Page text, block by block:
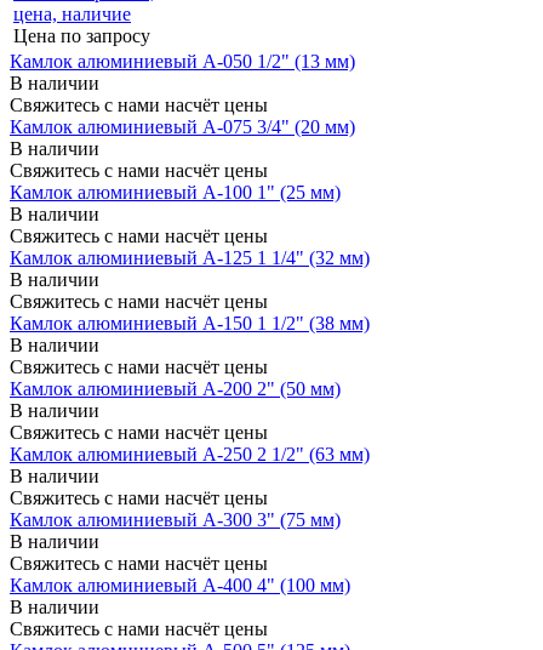
Цена по запросу
Камлок алюминиевый A-050 1/2" (13 мм)
В наличии
Свяжитесь с нами насчёт цены
Камлок алюминиевый A-075 3/4" (20 мм)
В наличии
Свяжитесь с нами насчёт цены
Камлок алюминиевый A-100 1" (25 мм)
В наличии
Свяжитесь с нами насчёт цены
Камлок алюминиевый A-125 1 1/4" (32 мм)
В наличии
Свяжитесь с нами насчёт цены
Камлок алюминиевый A-150 1 1/2" (38 мм)
В наличии
Свяжитесь с нами насчёт цены
Камлок алюминиевый A-200 2" (50 мм)
В наличии
Свяжитесь с нами насчёт цены
Камлок алюминиевый A-250 2 1/2" (63 мм)
В наличии
Свяжитесь с нами насчёт цены
Камлок алюминиевый A-300 3" (75 мм)
В наличии
Свяжитесь с нами насчёт цены
Камлок алюминиевый A-400 4" (100 мм)
В наличии
Свяжитесь с нами насчёт цены